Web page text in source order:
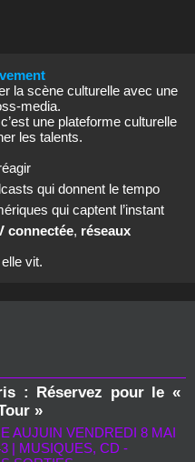
la scène culturelle avec une
une plateforme culturelle
les talents.
qui donnent le tempo
qui captent l’instant
connectée, réseaux
vit.
: Réservez pour le «
»
AUJUIN VENDREDI 8 MAI
| MUSIQUES, CD -